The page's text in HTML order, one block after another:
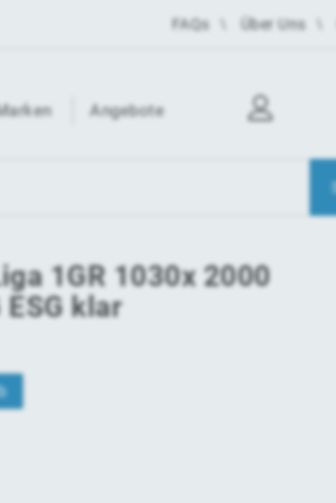
FAQs Über Uns
Angebote
1GR 1030x 2000
klar